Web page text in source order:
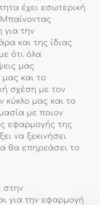
έχει εσωτερική
για την
και της ίδιας
ότι όλα
μας
και το
σχέση με τον
κύκλο μας και το
με ποιον
εφαρμογής της
να ξεκινήσει
θα επηρεάσει το
στην
για την εφαρμογή